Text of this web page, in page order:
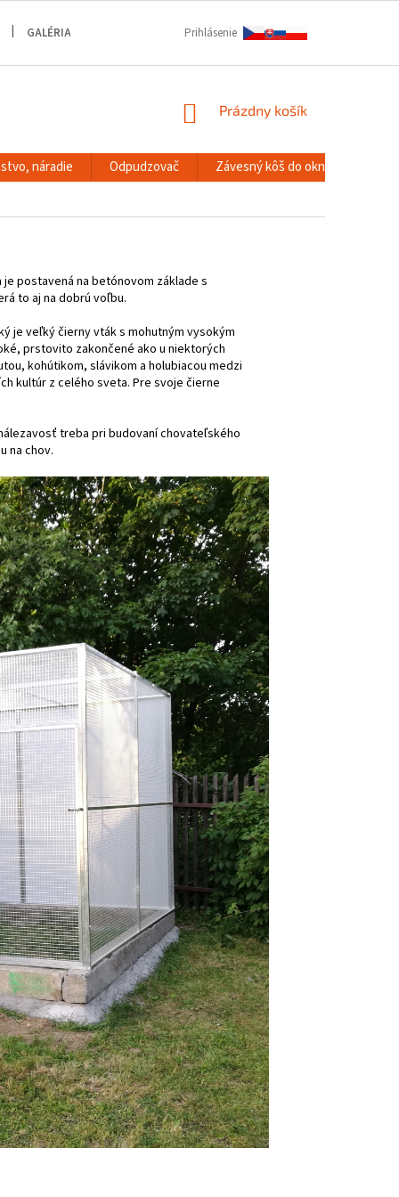
GALÉRIA Prihlásenie
NÁKUPNÝ
Prázdny košík
náradie Odpudzovač Závesný kôš do okna
je postavená na betónovom základe s
to aj na dobrú voľbu.
je veľký čierny vták s mohutným vysokým
prstovito zakončené ako u niektorých
kohútikom, slávikom a holubiacou medzi
kultúr z celého sveta. Pre svoje čierne
treba pri budovaní chovateľského
na chov.